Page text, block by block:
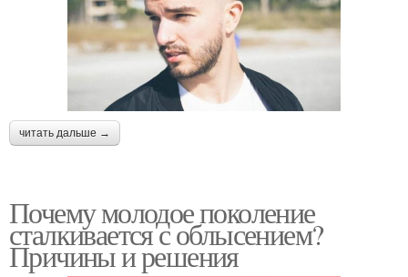
читать дальше →
Почему молодое поколение
сталкивается с облысением?
Причины и решения